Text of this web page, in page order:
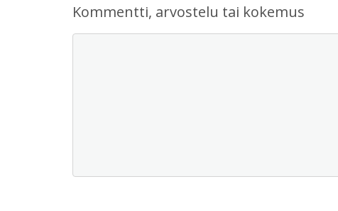
Kommentti, arvostelu tai kokemus